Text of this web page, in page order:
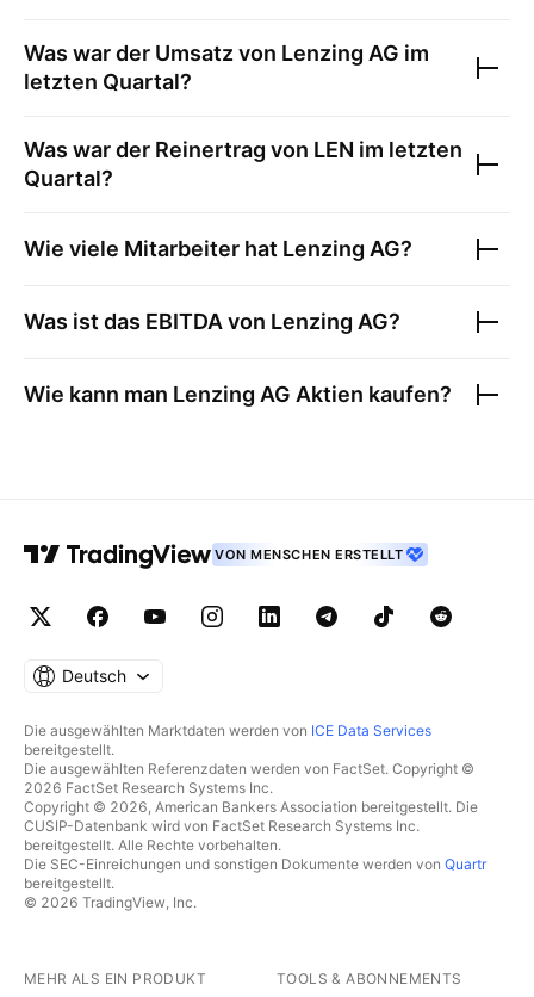
Was war der Umsatz von Lenzing AG im
letzten Quartal?
Was war der Reinertrag von LEN im letzten
Quartal?
Wie viele Mitarbeiter hat Lenzing AG?
Was ist das EBITDA von Lenzing AG?
Wie kann man Lenzing AG Aktien kaufen?
VON MENSCHEN ERSTELLT
Deutsch
Die ausgewählten Marktdaten werden von ICE Data Services
bereitgestellt.
Die ausgewählten Referenzdaten werden von FactSet. Copyright ©
2026 FactSet Research Systems Inc.
Copyright © 2026, American Bankers Association bereitgestellt. Die
CUSIP-Datenbank wird von FactSet Research Systems Inc.
bereitgestellt. Alle Rechte vorbehalten.
Die SEC-Einreichungen und sonstigen Dokumente werden von Quartr
bereitgestellt.
© 2026 TradingView, Inc.
MEHR ALS EIN PRODUKT TOOLS & ABONNEMENTS